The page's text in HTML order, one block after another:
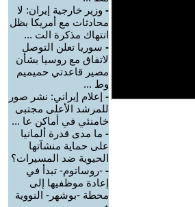
- وزير خارجية إيران: لا
محادثات مع أمريكا بظل
انتهاك مذكرة الت ...
- سوريا تعلن التوصل
لاتفاق مع روسيا بشأن
مصير قاعدتي حميميم
وط ...
- إعلام إيراني: نشر صور
للمرشد الأعلى مجتبى
خامنئي في أماكن عا ...
- ما مدى قدرة ألمانيا
على حماية منشآتها
الحيوية ضد المسيرات؟
- -روساتوم- تبدأ في
إعادة موظفيها إلى
محطة -بوشهر- النووية